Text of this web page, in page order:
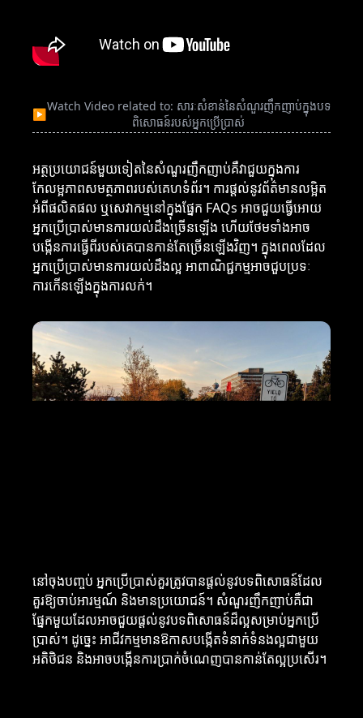
▶
Watch Video related to: សារៈសំខាន់នៃសំណួរញឹកញាប់ក្នុងបទ
ពិសោធន៍របស់អ្នកប្រើប្រាស់
អត្ថប្រយោជន៍មួយទៀតនៃសំណួរញឹកញាប់គឺវាជួយក្នុងការ
កែលម្អភាពសមត្ថភាពរបស់គេហទំព័រ។ ការផ្តល់នូវព័ត៌មានលម្អិត
អំពីផលិតផល ឬសេវាកម្មនៅក្នុងផ្នែក FAQs អាចជួយធ្វើអោយ
អ្នកប្រើប្រាស់មានការយល់ដឹងច្រើនឡើង ហើយថែមទាំងអាច
បង្កើនការធ្វើពីរបស់គេបានកាន់តែច្រើនឡើងវិញ។ ក្នុងពេលដែល
អ្នកប្រើប្រាស់មានការយល់ដឹងល្អ អាពាណិជ្ជកម្មអាចជួបប្រទៈ
ការកើនឡើងក្នុងការលក់។
នៅចុងបញ្ចប់ អ្នកប្រើប្រាស់គួរត្រូវបានផ្តល់នូវបទពិសោធន៍ដែល
គួរឱ្យចាប់អារម្មណ៍ និងមានប្រយោជន៍។ សំណួរញឹកញាប់គឺជា
ផ្នែកមួយដែលអាចជួយផ្តល់នូវបទពិសោធន៍ដ៏ល្អសម្រាប់អ្នកប្រើ
ប្រាស់។ ដូច្នេះ អាជីវកម្មមានឱកាសបង្កើតទំនាក់ទំនងល្អជាមួយ
អតិថិជន និងអាចបង្កើនការប្រាក់ចំណេញបានកាន់តែល្អប្រសើរ។